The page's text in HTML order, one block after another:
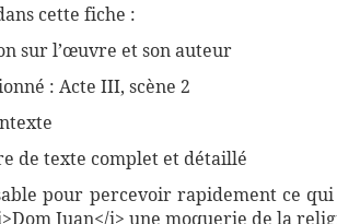
cette fiche :
sur l’œuvre et son auteur
: Acte III, scène 2
de texte complet et détaillé
pour percevoir rapidement ce
Juan</i> une moquerie de la